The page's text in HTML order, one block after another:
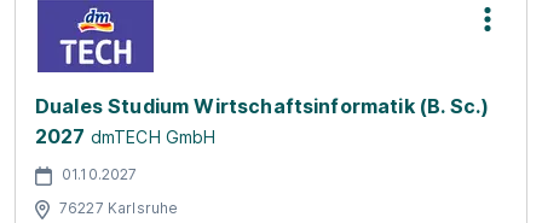
Duales Studium Wirtschaftsinformatik (B. Sc.)
2027 dmTECH GmbH
01.10.2027
76227 Karlsruhe